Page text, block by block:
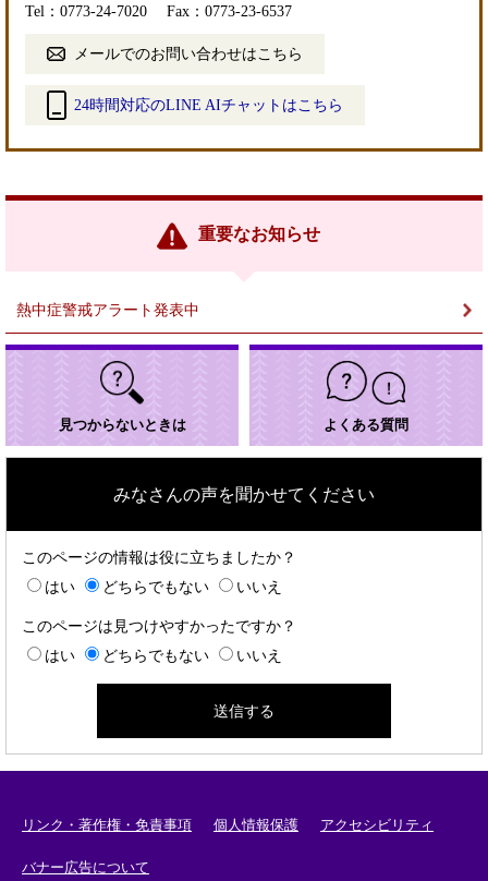
Tel：0773-24-7020
Fax：0773-23-6537
メールでのお問い合わせはこちら
24時間対応のLINE AIチャットはこちら
リ
重要なお知らせ
熱中症警戒アラート発表中
見つからないときは よくある質問
みなさんの声を聞かせてください
このページの情報は役に立ちましたか？
はい
どちらでもない いいえ
このページは見つけやすかったですか？
はい
どちらでもない いいえ
リンク・著作権・免責事項 個人情報保護 アクセシビリティ
バナー広告について